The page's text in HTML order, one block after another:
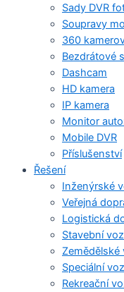
Sady DVR
Soupravy
360
Bezdrátové
Dashcam
HD kamera
IP kamera
Monitor
Mobile DVR
Příslušenství
Řešení
Inženýrské
Veřejná
Logistická
Stavební
Zemědělské
Speciální
Rekreační